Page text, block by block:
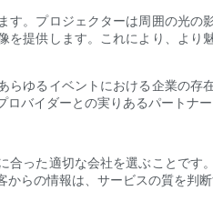
。プロジェクターは周囲の光
提供します。これにより、よ
ゆるイベントにおける企業の
バイダーとの実りあるパートナー
った適切な会社を選ぶことで
らの情報は、サービスの質を判